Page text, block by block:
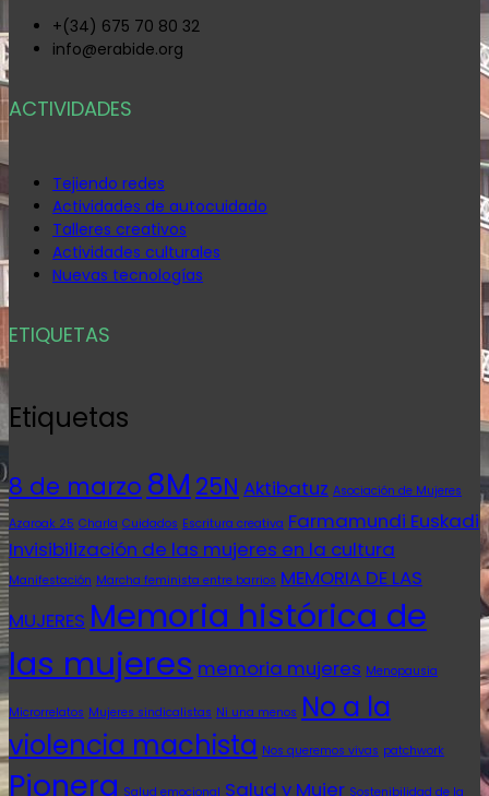
+(34) 675 70 80 32
info@erabide.org
ACTIVIDADES
Tejiendo redes
Actividades de autocuidado
Talleres creativos
Actividades culturales
Nuevas tecnologías
ETIQUETAS
Etiquetas
8 de marzo 8M 25N Aktibatuz Asociación de Mujeres
Azaroak 25 Charla Cuidados Escritura creativa Farmamundi Euskadi
Invisibilización de las mujeres en la cultura
Manifestación Marcha feminista entre barrios MEMORIA DE LAS
MUJERES Memoria histórica de
las mujeres memoria mujeres Menopausia
Microrrelatos Mujeres sindicalistas Ni una menos No a la
violencia machista Nos queremos vivas patchwork
Pionera Salud emocional Salud y Mujer Sostenibilidad de la